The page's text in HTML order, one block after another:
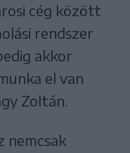
cég között
rendszer
akkor
el van
Zoltán.
nemcsak